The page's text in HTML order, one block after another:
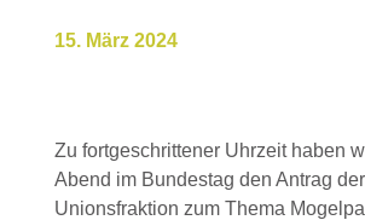
15. März 2024
Zu fortgeschrittener Uhrzeit haben
Abend im Bundestag den Antrag der
Unionsfraktion zum Thema